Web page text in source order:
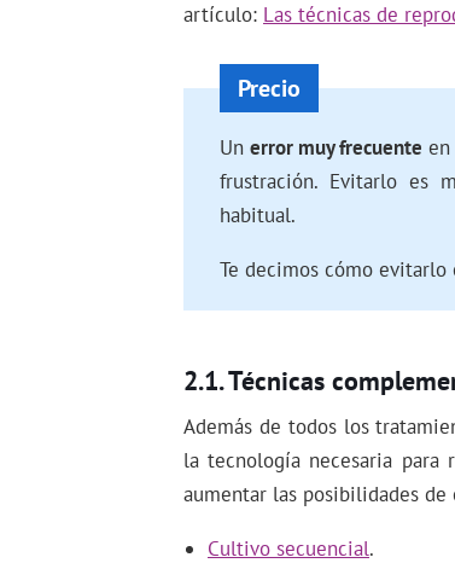
artículo: Las técnicas de
Unerror muy frecuente
frustración. Evitarlo es
habitual.
Te decimos cómo evitarlo
Técnicas
Además de todos los
la tecnología necesaria para
aumentar las posibilidades
Cultivo secuencial.